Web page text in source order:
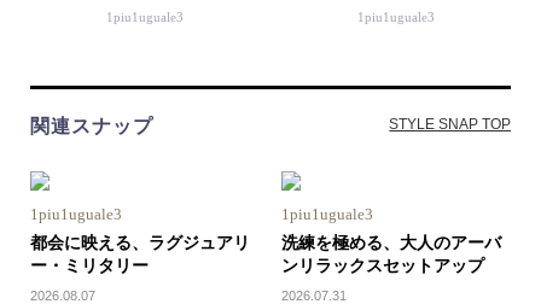
1piu1uguale3 1piu1uguale3
関連スナップ STYLE SNAP TOP
1piu1uguale3
都会に映える、ラグジュアリ
ー・ミリタリー
2026.08.07
1piu1uguale3
洗練を極める、大人のアーバ
ンリラックスセットアップ
2026.07.31